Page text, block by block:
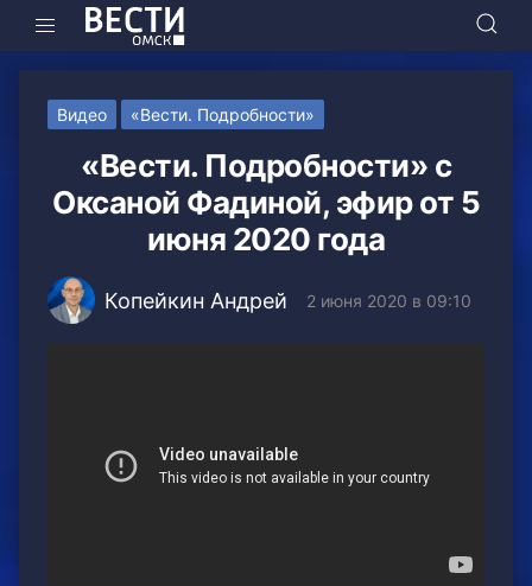
Видео «Вести. Подробности»
«Вести. Подробности» с
Оксаной Фадиной, эфир от 5
июня 2020 года
Копейкин Андрей 2 июня 2020 в 09:10